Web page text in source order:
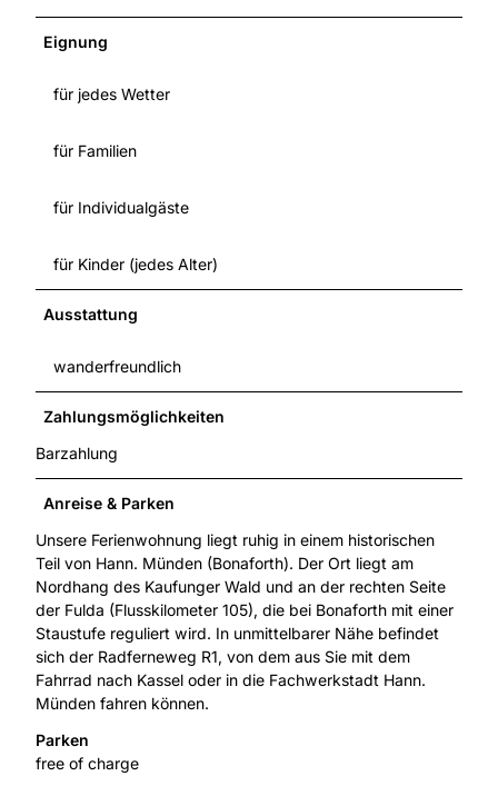
Eignung
für jedes Wetter
für Familien
für Individualgäste
für Kinder (jedes Alter)
Ausstattung
wanderfreundlich
Zahlungsmöglichkeiten
Barzahlung
Anreise & Parken
Unsere Ferienwohnung liegt ruhig in einem historischen
Teil von Hann. Münden (Bonaforth). Der Ort liegt am
Nordhang des Kaufunger Wald und an der rechten Seite
der Fulda (Flusskilometer 105), die bei Bonaforth mit einer
Staustufe reguliert wird. In unmittelbarer Nähe befindet
sich der Radferneweg R1, von dem aus Sie mit dem
Fahrrad nach Kassel oder in die Fachwerkstadt Hann.
Münden fahren können.
Parken
free of charge